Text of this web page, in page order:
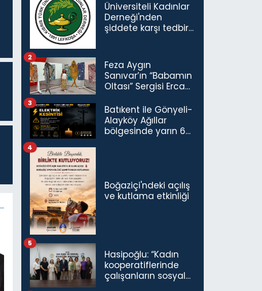
Üniversiteli Kadınlar
Derneği'nden
şiddete karşı tedbir
Feza Aygın
Sanıvar’ın “Babamın
Oltası” Sergisi Ercan
Açıldı
2
Batıkent ile Gönyeli-
Alayköy Ağıllar
bölgesinde yarın 6
3
Boğaziçi'ndeki açılış
ve kutlama etkinliği
4
Hasipoğlu: “Kadın
kooperatiflerinde
çalışanların sosyal
5